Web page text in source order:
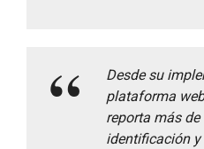
Desde su
plataforma
reporta más
identificación y